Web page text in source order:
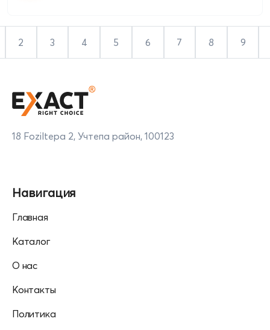
2 3 4 5 6 7 8 9
18 Foziltepa 2, Учтепа район, 100123
Навигация
Главная
Каталог
О нас
Контакты
Политика